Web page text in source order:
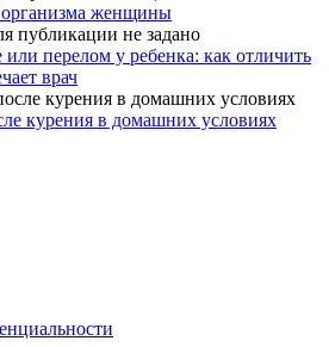
организма женщины
перелом у ребенка: как отличить
врач
курения в домашних условиях